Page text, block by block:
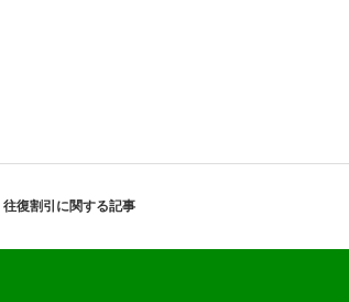
往復割引に関する記事